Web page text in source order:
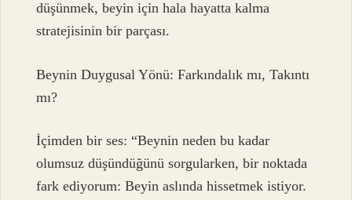
düşünmek, beyin için hala hayatta kalma
stratejisinin bir parçası.
Beynin Duygusal Yönü: Farkındalık mı, Takıntı
mı?
İçimden bir ses: “Beynin neden bu kadar
olumsuz düşündüğünü sorgularken, bir noktada
fark ediyorum: Beyin aslında hissetmek istiyor.